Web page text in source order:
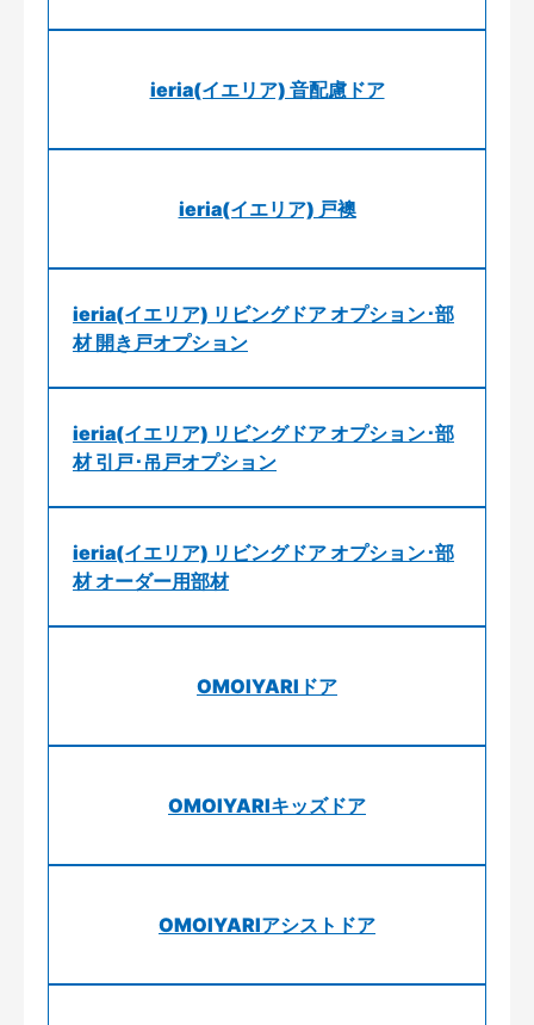
ieria(イエリア) 音配慮ドア
ieria(イエリア) 戸襖
ieria(イエリア) リビングドア オプション･部
材 開き戸オプション
ieria(イエリア) リビングドア オプション･部
材 引戸･吊戸オプション
ieria(イエリア) リビングドア オプション･部
材 オーダー用部材
OMOIYARIドア
OMOIYARIキッズドア
OMOIYARIアシストドア